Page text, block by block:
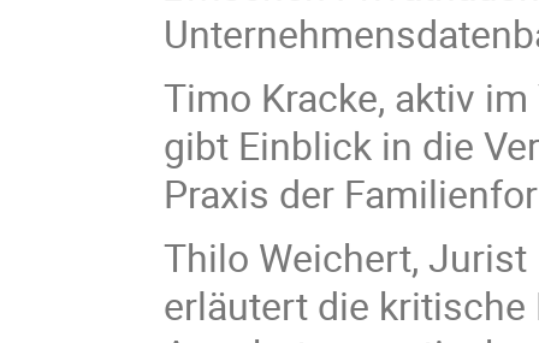
Timo Kracke, aktiv
gibt Einblick in die
Praxis der
Thilo Weichert,
erläutert die